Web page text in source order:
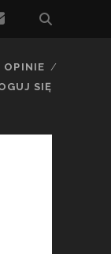
email
OPINIE
SIĘ